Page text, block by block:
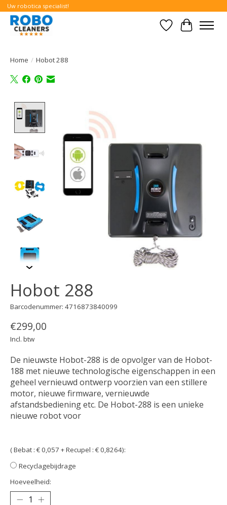
Uw robotica specialist!
Verlanglijst
Home / Hobot 288
Hobot 288
Barcodenummer: 4716873840099
€299,00
Incl. btw
De nieuwste Hobot-288 is de opvolger van de Hobot-
188 met nieuwe technologische eigenschappen in een
geheel vernieuwd ontwerp voorzien van een stillere
motor, nieuwe firmware, vernieuwde
afstandsbediening etc. De Hobot-288 is een unieke
nieuwe robot voor
( Bebat : € 0,057 + Recupel : € 0,8264):
Recyclagebijdrage
Hoeveelheid: